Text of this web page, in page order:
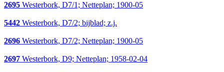
2695 Westerbork, D7/1; Netteplan; 1900-05
5442 Westerbork, D7/2; bijblad; z.j.
2696 Westerbork, D7/2; Netteplan; 1900-05
2697 Westerbork, D9; Netteplan; 1958-02-04